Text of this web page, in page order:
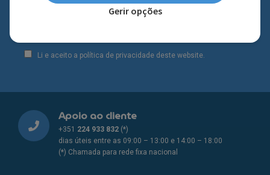
Gerir opções
Li e aceito a política de privacidade deste website.
Apoio ao cliente
+351 224 933 832 (*)
dias úteis entre as 09:00 – 13:00 e 14:00 – 18:00
(*) Chamada para rede fixa nacional